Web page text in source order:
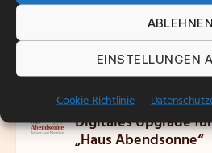
ABLEHNEN
EINSTELLUNGEN
Cookie-Richtlinie
Verwandte Artikel
21. OKTOBER 2025
Von der Hütte zum
Seniorenzentrum
20. OKTOBER 2025
Digitales Upgrade
„Haus Abendsonne“